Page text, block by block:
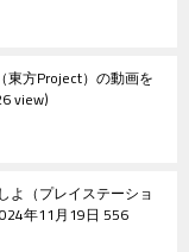
東方Project）の動画を
view
（プレイステーショ
年11月19日 556